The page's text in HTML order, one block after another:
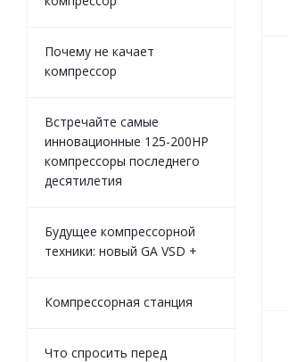
Почему не качает
компрессор
Встречайте самые
инновационные 125-200HP
компрессоры последнего
десятилетия
Будущее компрессорной
техники: новый GA VSD +
Компрессорная станция
Что спросить перед